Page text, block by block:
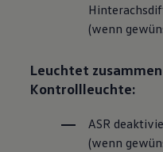
(wenn
Leuchtet
Kontrollleuchte:
ASR
(wenn